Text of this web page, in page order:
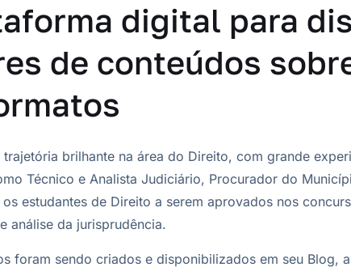
digital para
de conteúdos
brilhante na área do Direito, com grande
Técnico e Analista Judiciário, Procurador do
estudantes de Direito a serem aprovados nos
análise da jurisprudência.
foram sendo criados e disponibilizados em seu Blog,